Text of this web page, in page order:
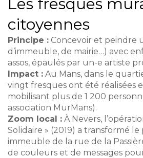
Les fresques
citoyennes
Principe : Concevoir et peindre
d’immeuble, de mairie…) avec
assos, épaulés par un-e artiste
Impact : Au Mans, dans le
vingt fresques ont été réalisées
mobilisant plus de 1 200
association MurMans).
Zoom local : À Nevers,
Solidaire » (2019) a transformé le
immeuble de la rue de la
de couleurs et de messages